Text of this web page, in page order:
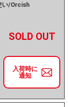
い/Orcish
－ +
入荷時に
通知